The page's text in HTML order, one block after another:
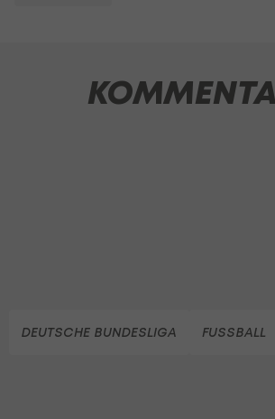
DEUTSCHE BUNDESLIGA FUSSBALL